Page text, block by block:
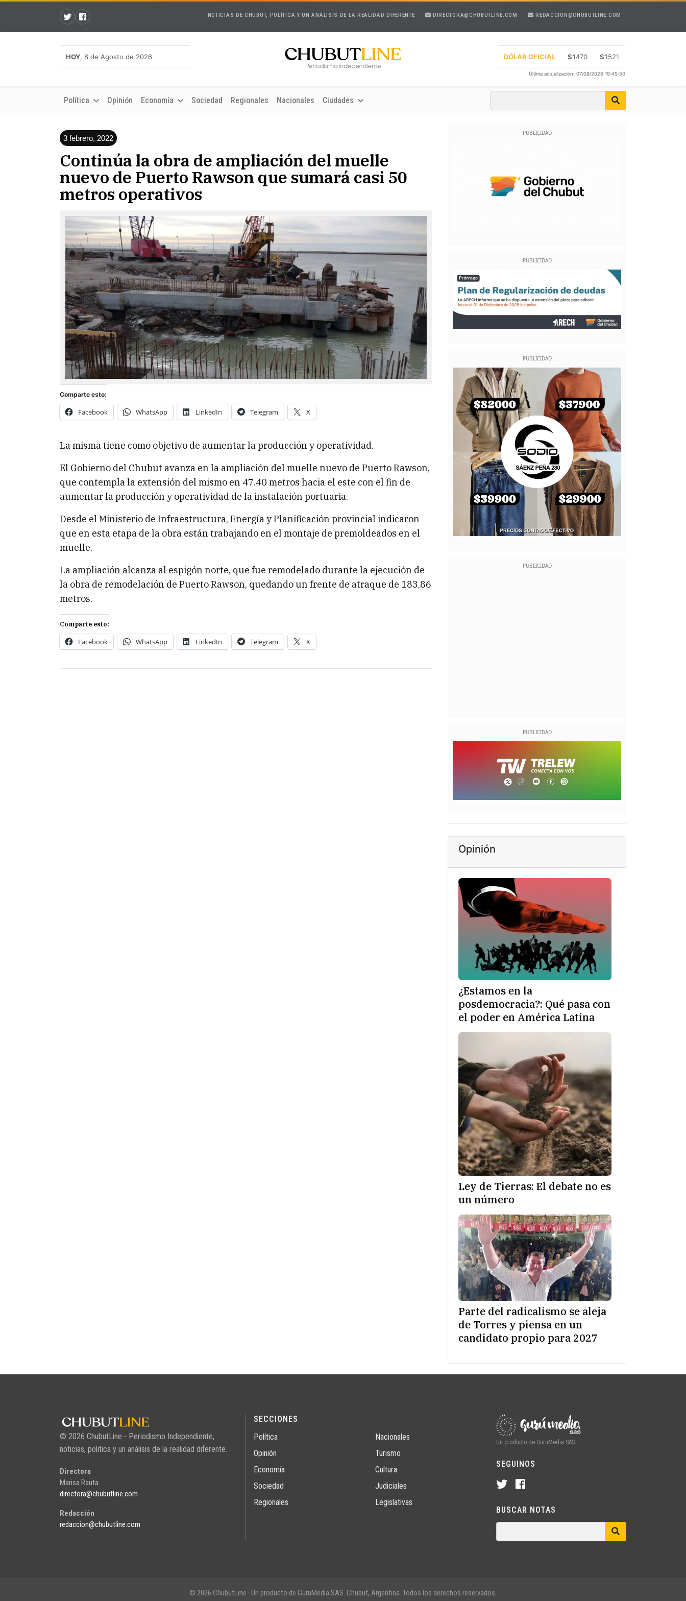
NOTICIAS DE CHUBUT, POLÍTICA Y UN ANÁLISIS DE LA REALIDAD DIFERENTE DIRECTORA@CHUBUTLINE.COM REDACCION@CHUBUTLINE.COM
HOY, 8 de Agosto de 2026 DÓLAR OFICIAL $1470 $1521
Última actualización: 07/08/2026 19:45:50
Política Opinión Economía Sociedad Regionales Nacionales Ciudades
3 febrero, 2022
Continúa la obra de ampliación del muelle
nuevo de Puerto Rawson que sumará casi 50
metros operativos
Comparte esto:
Facebook WhatsApp LinkedIn Telegram X
La misma tiene como objetivo de aumentar la producción y operatividad.
El Gobierno del Chubut avanza en la ampliación del muelle nuevo de Puerto Rawson,
que contempla la extensión del mismo en 47.40 metros hacia el este con el fin de
aumentar la producción y operatividad de la instalación portuaria.
Desde el Ministerio de Infraestructura, Energía y Planificación provincial indicaron
que en esta etapa de la obra están trabajando en el montaje de premoldeados en el
muelle.
La ampliación alcanza al espigón norte, que fue remodelado durante la ejecución de
la obra de remodelación de Puerto Rawson, quedando un frente de atraque de 183,86
metros.
Comparte esto:
Facebook WhatsApp LinkedIn Telegram X
Opinión
¿Estamos en la
posdemocracia?: Qué pasa con
el poder en América Latina
Ley de Tierras: El debate no es
un número
Parte del radicalismo se aleja
de Torres y piensa en un
candidato propio para 2027
© 2026 ChubutLine - Periodismo Independiente,
noticias, politica y un análisis de la realidad diferente.
Directora
Marisa Rauta
directora@chubutline.com
Redacción
redaccion@chubutline.com
SECCIONES
Política
Opinión
Economía
Sociedad
Regionales
Nacionales
Turismo
Cultura
Judiciales
Legislativas
Un producto de GuruMedia SAS
SEGUINOS
BUSCAR NOTAS
© 2026 ChubutLine · Un producto de GuruMedia SAS. Chubut, Argentina. Todos los derechos reservados.